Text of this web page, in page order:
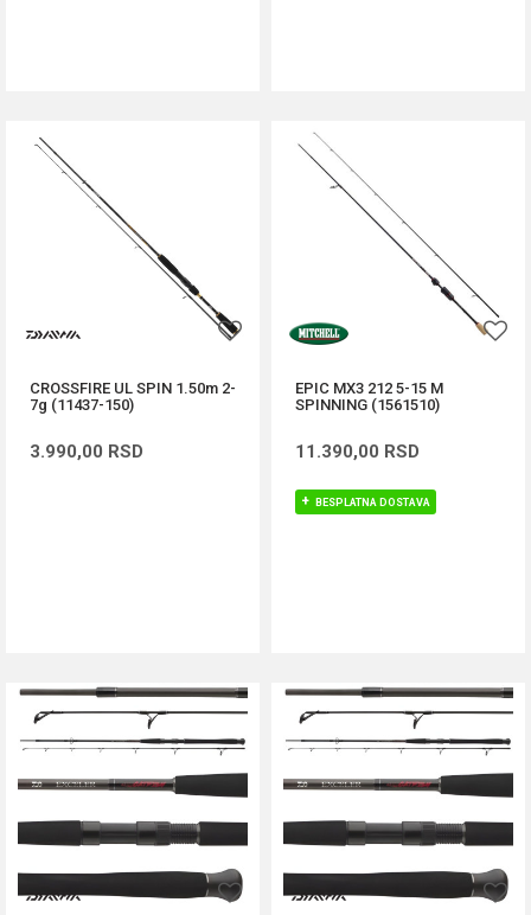
CROSSFIRE UL SPIN 1.50m 2-
7g (11437-150)
3.990,00 RSD
EPIC MX3 212 5-15 M
SPINNING (1561510)
11.390,00 RSD
BESPLATNA DOSTAVA